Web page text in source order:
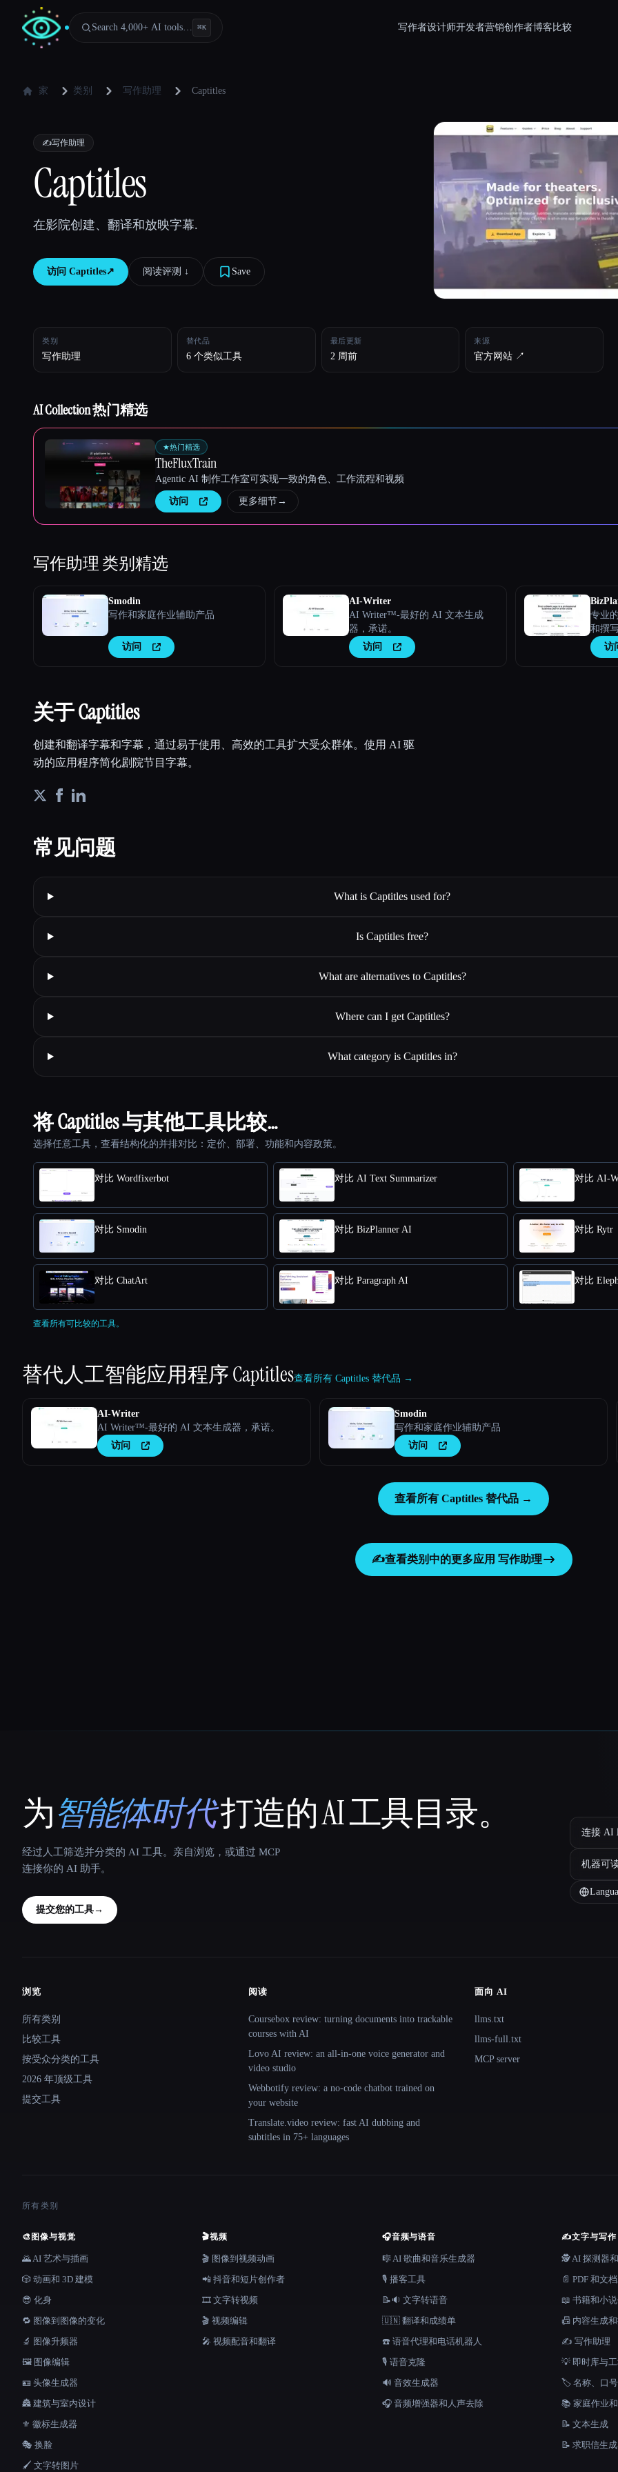
Search 4,000+ AI tools… ⌘K 写作者设计师开发者营销创作者博客 比较
家 类别 写作助理 Captitles
✍️写作助理
Captitles
在影院创建、翻译和放映字幕.
访问 Captitles↗︎ 阅读评测 ↓︎ Save
类别
写作助理
替代品
6 个类似工具
最后更新
2 周前
来源
官方网站 ↗︎
AI Collection 热门精选
★热门精选
TheFluxTrain
Agentic AI 制作工作室可实现一致的角色、工作流程和视频
访问 更多细节→
写作助理 类别精选
Smodin
写作和家庭作业辅助产品
访问
AI-Writer
AI Writer™-最好的 AI 文本生成
器，承诺。
访问
专业
和撰
访
关于 Captitles
创建和翻译字幕和字幕，通过易于使用、高效的工具扩大受众群体。使用 AI 驱
动的应用程序简化剧院节目字幕。
常见问题
What is Captitles used for?
Is Captitles free?
What are alternatives to Captitles?
Where can I get Captitles?
What category is Captitles in?
将 Captitles 与其他工具比较…
选择任意工具，查看结构化的并排对比：定价、部署、功能和内容政策。
对比 Wordfixerbot 对比 AI Text Summarizer 对比 AI-
对比 Smodin 对比 BizPlanner AI 对比 Rytr
对比 ChatArt 对比 Paragraph AI 对比
查看所有可比较的工具。
替代人工智能应用程序Captitles查看所有 Captitles 替代品 →
AI-Writer
AI Writer™-最好的 AI 文本生成器，承诺。
访问
Smodin
写作和家庭作业辅助产品
访问
查看所有 Captitles 替代品 →
✍️查看类别中的更多应用 写作助理
That AI Collection
为智能体时代打造的 AI 工具目录。
经过人工筛选并分类的 AI 工具。亲自浏览，或通过 MCP
连接你的 AI 助手。
提交您的工具→
连接 AI
机器可
Site navigation
浏览
所有类别
比较工具
按受众分类的工具
2026 年顶级工具
提交工具
阅读
Coursebox review: turning documents into trackable
courses with AI
Lovo AI review: an all-in-one voice generator and
video studio
Webbotify review: a no-code chatbot trained on
your website
Translate.video review: fast AI dubbing and
subtitles in 75+ languages
面向 AI
llms.txt
llms-full.txt
MCP server
所有类别
🎨 图像与视觉
🌄 AI 艺术与插画
🎲 动画和 3D 建模
😎 化身
🔁 图像到图像的变化
🔬 图像升频器
🖼️ 图像编辑
🪪 头像生成器
🏯 建筑与室内设计
⚜️ 徽标生成器
🎭 换脸
🖌️ 文字转图片
🎬视频
🎬 图像到视频动画
📲 抖音和短片创作者
🎞️ 文字转视频
🎬 视频编辑
🎤 视频配音和翻译
🎧音频与语音
🎼 AI 歌曲和音乐生成器
🎙️ 播客工具
📝🔉 文字转语音
🇺🇳 翻译和成绩单
☎️ 语音代理和电话机器人
🎙️ 语音克隆
🔊 音效生成器
🎧 音频增强器和人声去除
✍️文字与写作
🕵️ AI 探测器
📄 PDF 和文
📖 书籍和小
📠 内容生成
✍️ 写作助理
💡 即时库与
🏷️ 名称、口
📚 家庭作业
📝 文本生成
📝 求职信生